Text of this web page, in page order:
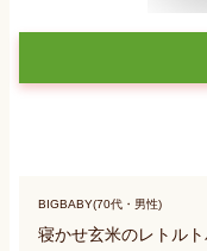
BIGBABY(70代・男性)
寝かせ玄米のレトル